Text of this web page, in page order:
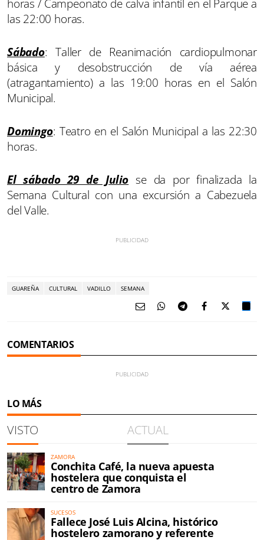
horas / Campeonato de calva infantil en el Parque a
las 22:00 horas.
Sábado: Taller de Reanimación cardiopulmonar
básica y desobstrucción de vía aérea
(atragantamiento) a las 19:00 horas en el Salón
Municipal.
Domingo: Teatro en el Salón Municipal a las 22:30
horas.
El sábado 29 de Julio se da por finalizada la
Semana Cultural con una excursión a Cabezuela
del Valle.
GUAREÑA CULTURAL VADILLO SEMANA
COMENTARIOS
LO MÁS
VISTO ACTUAL
ZAMORA
Conchita Café, la nueva apuesta
hostelera que conquista el
centro de Zamora
SUCESOS
Fallece José Luis Alcina, histórico
hostelero zamorano y referente